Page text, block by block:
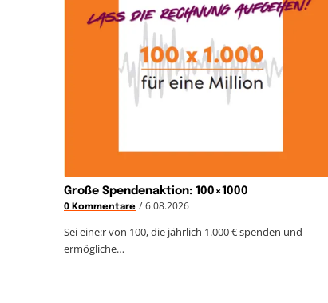
Große Spendenaktion: 100×1000
0 Kommentare / 6.08.2026
Sei eine:r von 100, die jährlich 1.000 € spenden und
ermögliche…